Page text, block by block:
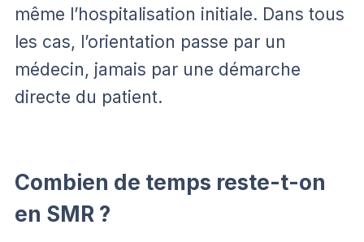
même l’hospitalisation initiale. Dans tous
les cas, l’orientation passe par un
médecin, jamais par une démarche
directe du patient.
Combien de temps reste-t-on
en SMR ?